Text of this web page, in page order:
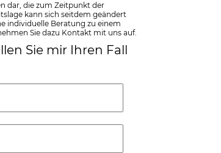
dar, die zum Zeitpunkt der
kann sich seitdem geändert
individuelle Beratung zu einem
Sie dazu Kontakt mit uns auf.
Sie mir Ihren Fall